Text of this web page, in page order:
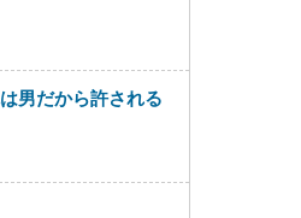
男だから許される